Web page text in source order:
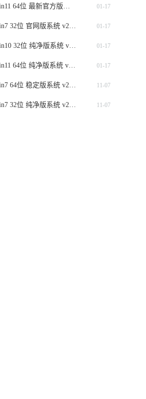
01-17
01-17
01-17
01-17
11-07
11-07